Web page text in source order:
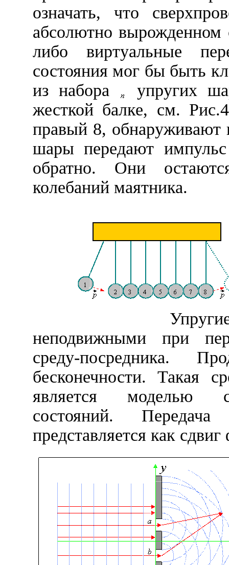
означать, что
абсолютно вырожденном
либо виртуальные
состояния мог бы быть
из набора
упругих
жесткой балке, см.
правый 8, обнаруживают
шары передают
обратно. Они
колебаний маятника.
неподвижными при
среду-посредника.
бесконечности. Такая
является моделью
состояний.
представляется как